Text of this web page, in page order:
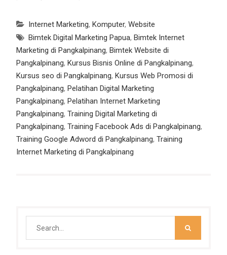
Internet Marketing, Komputer, Website
Bimtek Digital Marketing Papua, Bimtek Internet
Marketing di Pangkalpinang, Bimtek Website di
Pangkalpinang, Kursus Bisnis Online di Pangkalpinang,
Kursus seo di Pangkalpinang, Kursus Web Promosi di
Pangkalpinang, Pelatihan Digital Marketing
Pangkalpinang, Pelatihan Internet Marketing
Pangkalpinang, Training Digital Marketing di
Pangkalpinang, Training Facebook Ads di Pangkalpinang,
Training Google Adword di Pangkalpinang, Training
Internet Marketing di Pangkalpinang